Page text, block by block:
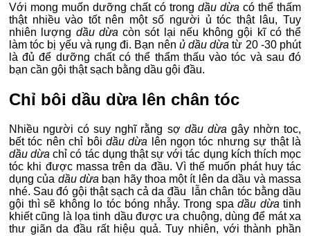
Với mong muốn dưỡng chất có trong dầu dừa có thể thấm
thật nhiều vào tốt nên một số người ủ tóc thật lâu, Tuy
nhiên lượng dầu dừa còn sót lại nếu không gội kĩ có thể
làm tóc bị yếu và rụng đi. Bạn nên ủ dầu dừa từ 20 -30 phút
là đủ để dưỡng chất có thể thẩm thấu vào tóc và sau đó
bạn cần gội thật sạch bằng dầu gội đầu.
Chỉ bôi dầu dừa lên chân tóc
Nhiều người có suy nghĩ rằng sợ dầu dừa gây nhờn toc,
bết tóc nên chỉ bôi dầu dừa lên ngọn tóc nhưng sự thật là
dầu dừa chỉ có tác dụng thật sự với tác dụng kích thích mọc
tóc khi được massa trên da đầu. Vì thế muốn phát huy tác
dụng của dầu dừa bạn hãy thoa một ít lên da dầu và massa
nhé. Sau đó gội thật sạch cả da đầu lẫn chân tóc bằng dầu
gội thì sẽ không lo tóc bóng nhẫy. Trong spa dầu dừa tinh
khiết cũng là lọa tinh dầu được ưa chuộng, dùng để mát xa
thư giãn da đầu rất hiệu quả. Tuy nhiên, với thành phần